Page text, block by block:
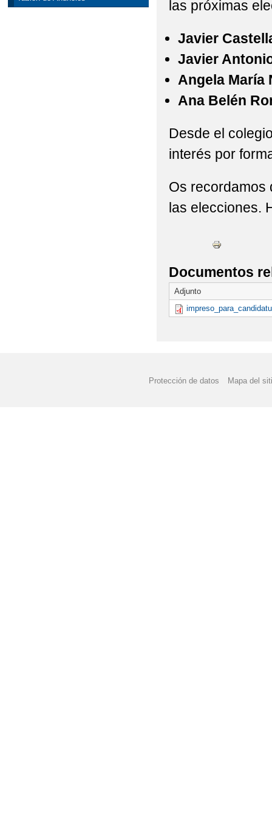
las próximas
Javier
Javier
Angela María
Ana Belén
Desde el
interés por
Os
las elecciones.
Documentos
Adjunto
Protección de datos Mapa del